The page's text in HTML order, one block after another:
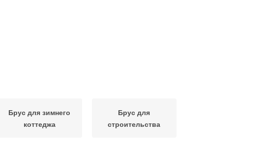
Брус для зимнего
коттеджа
Брус для
строительства